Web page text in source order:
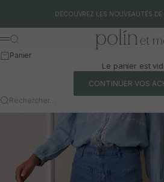
DÉCOUVREZ LES NOUVEAUTÉS
Polín et moi
Menu
Rechercher
Panier
Le panier est
CONTINUER VOS
Rechercher…